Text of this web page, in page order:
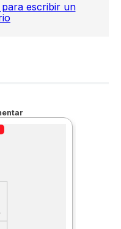
escribir un